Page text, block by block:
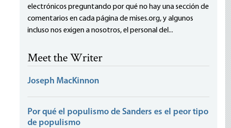
electrónicos preguntando por qué no hay una sección de
comentarios en cada página de mises.org, y algunos
incluso nos exigen a nosotros, el personal del...
Meet the Writer
Joseph MacKinnon
Por qué el populismo de Sanders es el peor tipo
de populismo